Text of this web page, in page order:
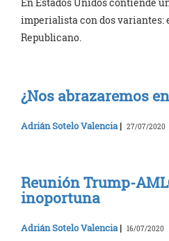
imperialista con dos variantes:
Republicano.
¿Nos abrazaremos
Adrián Sotelo Valencia| 27/07/2020
Reunión Trump-
inoportuna
Adrián Sotelo Valencia | 16/07/2020